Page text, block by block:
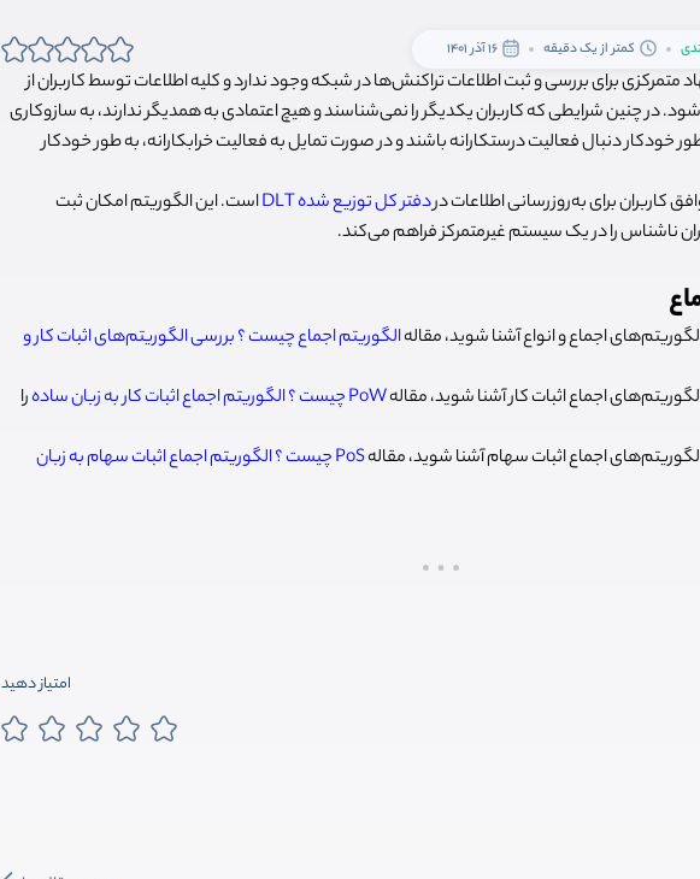
کمتر از یک دقیقه 16 آذر 1401
برای بررسی و ثبت اطلاعات تراکنش‌ها در شبکه وجود ندارد و کلیه اطلاعات توسط کاربران از
در چنین شرایطی که کاربران یکدیگر را نمی‌شناسند و هیچ اعتمادی به همدیگر ندارند، به سازوکاری
خودکار دنبال فعالیت درستکارانه باشند و در صورت تمایل به فعالیت خرابکارانه، به طور خودکار
کاربران برای به‌روزرسانی اطلاعات دردفتر کل توزیع شده DLT
است. این الگوریتم امکان ثبت
ناشناس را در یک سیستم غیرمتمرکز فراهم می‌کند.
اجماع و انواع آشنا شوید،‌ مقالهالگوریتم اجماع چیست ؟ بررسی الگوریتم‌های اثبات کار و
اجماع اثبات کار آشنا شوید،‌ مقالهPoW چیست ؟ الگوریتم اجماع اثبات کار به زبان ساده
را
اجماع اثبات سهام آشنا شوید،‌ مقاله
PoS چیست ؟ الگوریتم اجماع اثبات سهام به زبان
امتیاز دهید